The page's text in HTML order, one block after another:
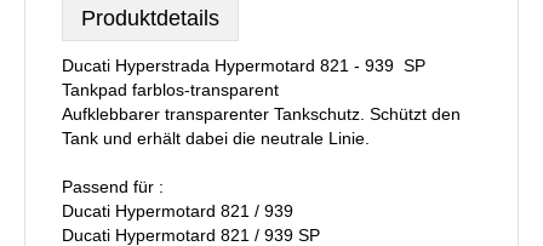
Produktdetails
Ducati Hyperstrada Hypermotard 821 - 939 SP
Tankpad farblos-transparent
Aufklebbarer transparenter Tankschutz. Schützt den
Tank und erhält dabei die neutrale Linie.
Passend für :
Ducati Hypermotard 821 / 939
Ducati Hypermotard 821 / 939 SP